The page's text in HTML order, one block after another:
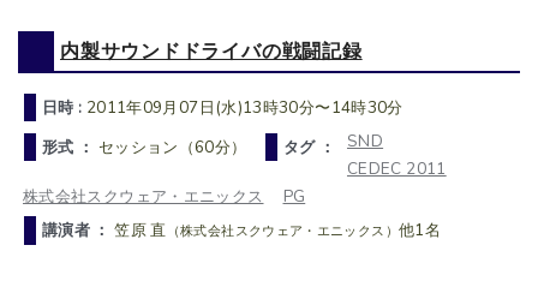
内製サウンドドライバの戦闘記録
日時 : 2011年09月07日(水)13時30分〜14時30分
形式 ： セッション（60分） タグ ：
SND
CEDEC 2011
株式会社スクウェア・エニックス
PG
講演者 ：笠原 直 （株式会社スクウェア・エニックス） 他1名